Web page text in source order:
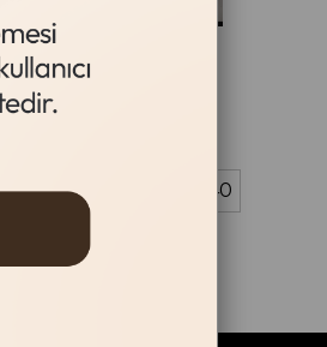
Siyah Süet
Beden Tablosu
36
37 40